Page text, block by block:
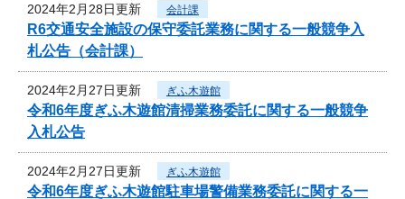
2024年2月28日更新 会計課
R6交通安全施設の保守委託業務に関する一般競争入
札公告（会計課）
2024年2月27日更新 ぎふ木遊館
令和6年度ぎふ木遊館清掃業務委託に関する一般競争
入札公告
2024年2月27日更新 ぎふ木遊館
令和6年度ぎふ木遊館駐車場警備業務委託に関する一